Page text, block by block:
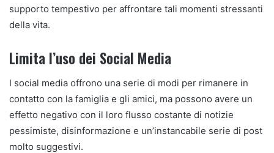
supporto tempestivo per affrontare tali momenti stressanti
della vita.
Limita l’uso dei Social Media
I social media offrono una serie di modi per rimanere in
contatto con la famiglia e gli amici, ma possono avere un
effetto negativo con il loro flusso costante di notizie
pessimiste, disinformazione e un’instancabile serie di post
molto suggestivi.